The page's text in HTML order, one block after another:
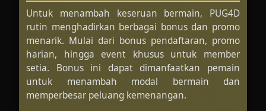
Untuk menambah keseruan bermain, PUG4D
rutin menghadirkan berbagai bonus dan promo
menarik. Mulai dari bonus pendaftaran, promo
harian, hingga event khusus untuk member
setia. Bonus ini dapat dimanfaatkan pemain
untuk menambah modal bermain dan
memperbesar peluang kemenangan.